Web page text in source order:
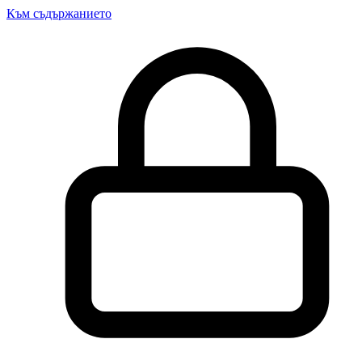
Към съдържанието